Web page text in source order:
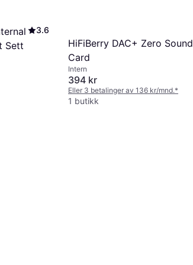
Sett
3.6
HiFiBerry DAC+ Zero Sound
Card
Intern
394 kr
Eller 3 betalinger av 136 kr/mnd.*
1 butikk